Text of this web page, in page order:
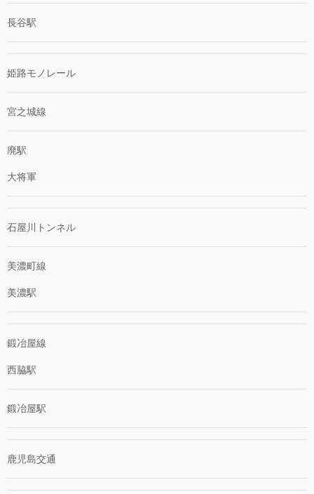
長谷駅
姫路モノレール
宮之城線
廃駅
大将軍
石屋川トンネル
美濃町線
美濃駅
鍛冶屋線
西脇駅
鍛冶屋駅
鹿児島交通